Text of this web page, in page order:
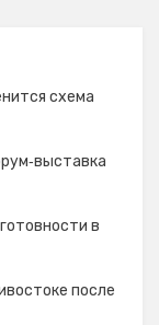
схема
в
после